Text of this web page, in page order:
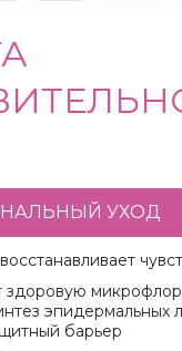
УХОД
здоровую
эпидермальных
барьер